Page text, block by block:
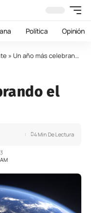
Política Opinión
» Un año más celebrando el Día de la Tierra
el
4 Min De Lectura